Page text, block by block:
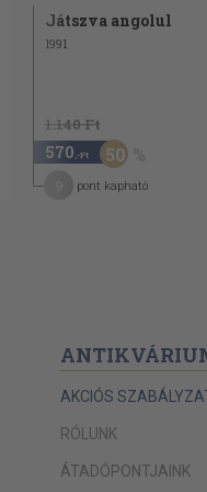
Játszva angolul
1991
1.140 Ft
570 ,-Ft 50
pont kapható
AKCIÓS
RÓLUNK
ÁTADÓPONTJAINK